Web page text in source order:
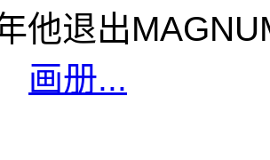
他退出
画册...